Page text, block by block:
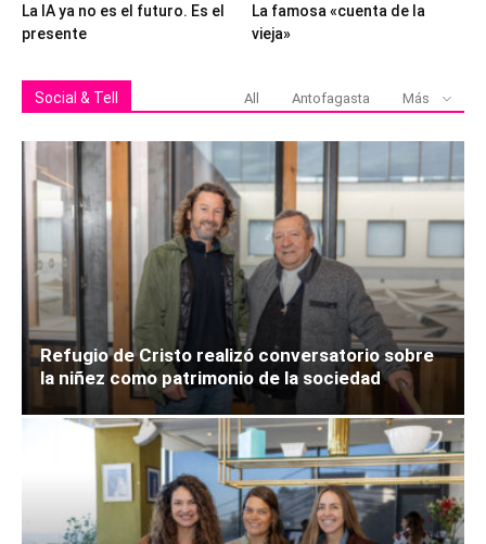
La IA ya no es el futuro. Es el
presente
La famosa «cuenta de la
vieja»
Social & Tell All Antofagasta Más
Refugio de Cristo realizó conversatorio sobre
la niñez como patrimonio de la sociedad